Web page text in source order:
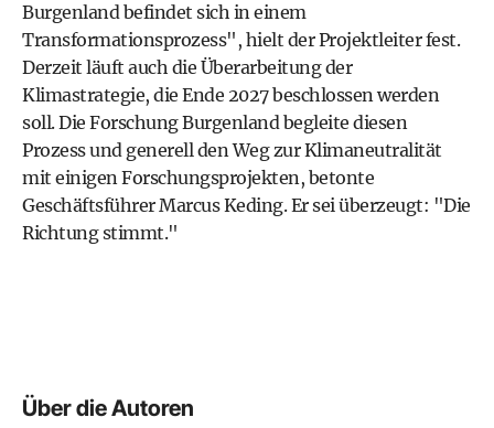
Burgenland befindet sich in einem
Transformationsprozess", hielt der Projektleiter fest.
Derzeit läuft auch die Überarbeitung der
Klimastrategie, die Ende 2027 beschlossen werden
soll. Die Forschung Burgenland begleite diesen
Prozess und generell den Weg zur Klimaneutralität
mit einigen Forschungsprojekten, betonte
Geschäftsführer Marcus Keding. Er sei überzeugt: "Die
Richtung stimmt."
Über die Autoren